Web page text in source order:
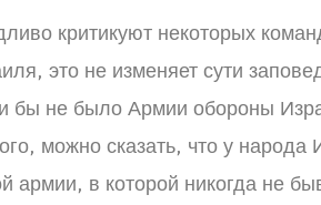
критикуют некоторых
это не изменяет сути
бы не было Армии обороны
можно сказать, что у народа
армии, в которой никогда не